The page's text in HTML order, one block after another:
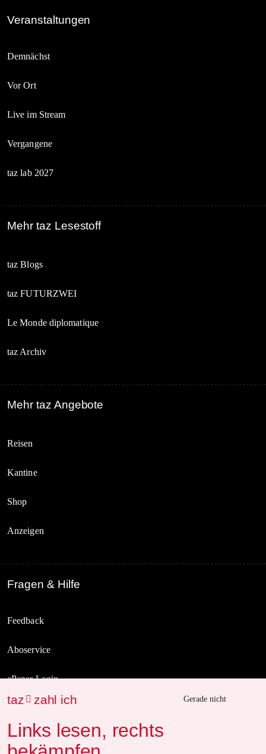
Veranstaltungen
Demnächst
Vor Ort
Live im Stream
Vergangene
taz lab 2027
Mehr taz Lesestoff
taz Blogs
taz FUTURZWEI
Le Monde diplomatique
taz Archiv
Mehr taz Angebote
Reisen
Kantine
Shop
Anzeigen
Fragen & Hilfe
Feedback
Aboservice
ePaper Login
taz  zahl ich Gerade nicht
Links lesen, rechts